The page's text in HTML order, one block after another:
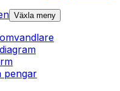
Växla meny
pengar